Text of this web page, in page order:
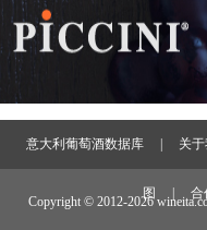
意大利葡萄酒数据库 关
图 合
Copyright © 2012-2026